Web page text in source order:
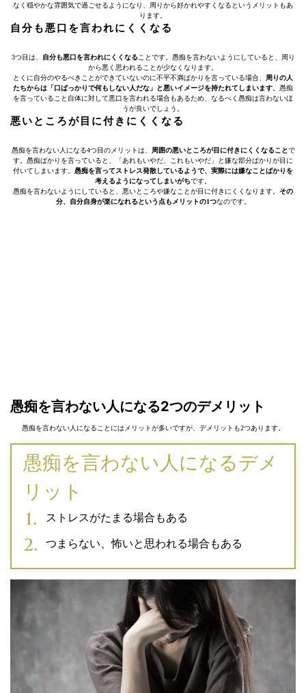
なく穏やかな雰囲気で過ごせるようになり、周りから好かれやすくなるというメリットもあ
ります。
自分も悪口を言われにくくなる
3つ目は、 自分も悪口を言われにくくなる ことです。愚痴を言わないようにしていると、周り
から悪く思われることが少なくなります。
とくに自分のやるべきことができていないのに不平不満ばかりを言っている場合、
周りの人
たちからは「口ばっかりで何もしない人だな」と悪いイメージを持たれてしまいます 。愚痴
を言っていること自体に対して悪口を言われる場合もあるため、なるべく愚痴は言わないほ
うが良いでしょう。
悪いところが目に付きにくくなる
愚痴を言わない人になる4つ目のメリットは、 周囲の悪いところが目に付きにくくなることで
す。愚痴ばかりを言っていると、「あれもいやだ、これもいやだ」と嫌な部分ばかりが目に
付いてしまいます。 愚痴を言ってストレス発散しているようで、実際には嫌なことばかりを
考えるようになってしまいがちです。
愚痴を言わないようにしていると、悪いところや嫌なことが目に付きにくくなります。 その
分、自分自身が楽になれるという点もメリットの1つなのです。
愚痴を言わない人になる2つのデメリット
愚痴を言わない人になることにはメリットが多いですが、デメリットも2つあります。
愚痴を言わない人になるデメ
リット
ストレスがたまる場合もある
つまらない、怖いと思われる場合もある